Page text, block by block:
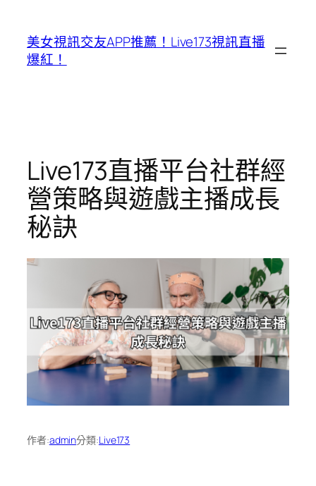
美女視訊交友APP推薦！Live173視訊直播
爆紅！
Live173直播平台社群經
營策略與遊戲主播成長
秘訣
作者:admin分類:Live173